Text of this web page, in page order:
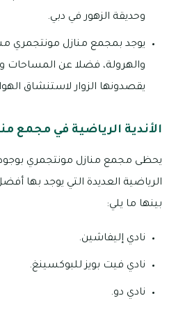
وحديقة الزهور في دبي.
يوجد بمجمع منازل
والهرولة، فضلا عن المساحات
يقصدونها الزوار لاستنشاق
الأندية الرياضية في مجمع
يحظى مجمع منازل مونتجمري
الرياضية العديدة التي يوجد بها
بينها ما يلي:
نادي إليفاشين.
نادي فيت بويز للبوكسينغ.
نادي دو.